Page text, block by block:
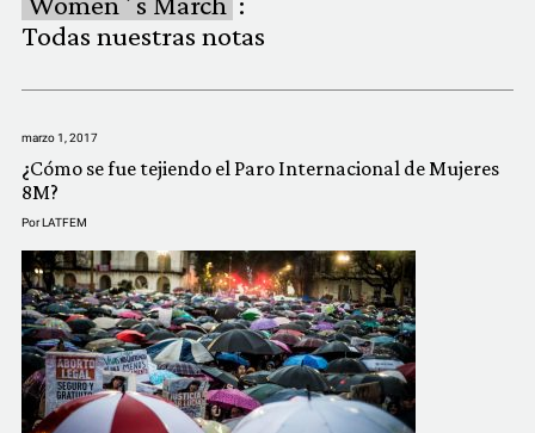
INVESTIGACIONES
MULTIMEDIA
LATFEMLAB.
PRODUCTOS
COMUNIDAD
QUIÉNES SOMOS
Todas nuestras notas
marzo 1, 2017
¿Cómo se fue tejiendo el Paro Internacional de Mujeres
8M?
PorLATFEM